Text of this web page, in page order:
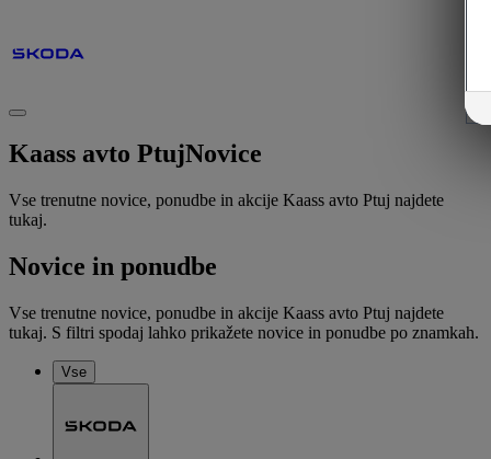
Kaass avto PtujNovice
Vse trenutne novice, ponudbe in akcije Kaass avto Ptuj najdete
tukaj.
Novice in ponudbe
Vse trenutne novice, ponudbe in akcije Kaass avto Ptuj najdete
tukaj. S filtri spodaj lahko prikažete novice in ponudbe po znamkah.
Vse